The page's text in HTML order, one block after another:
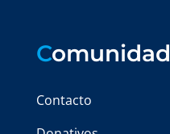
Comunidad
Contacto